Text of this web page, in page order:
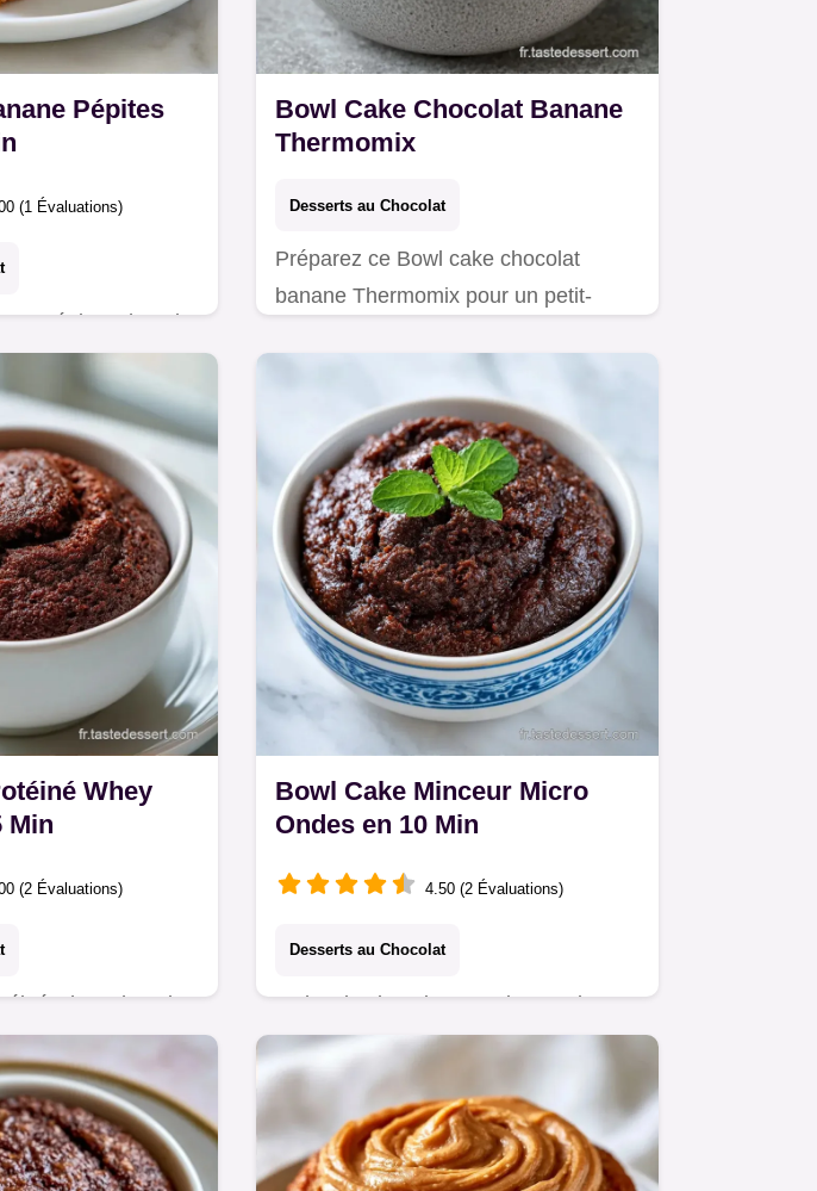
Pépites
(1 Évaluations)
pépites chocolat
Cette recette
pépites chocolat
de portions. Prêt
Bowl Cake Chocolat Banane
Thermomix
Desserts au Chocolat
Préparez ce Bowl cake chocolat
banane Thermomix pour un petit-
calculateur de portions. Prêt en 7min.
Whey
Min
(2 Évaluations)
whey chocolat
déjeuner
Inclut un
budget. Prêt en 5
Bowl Cake Minceur Micro
Ondes en 10 Min
4.50 (2 Évaluations)
Desserts au Chocolat
Le bowl cake minceur micro ondes est
un goûter sain. Cette recette bowl
cake minceur banane est prête en 10
min. Inclus : tableau de substitutions
budget.